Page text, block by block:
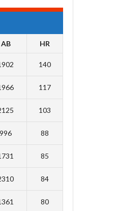
AB HR
140
117
103
996 88
85
84
80